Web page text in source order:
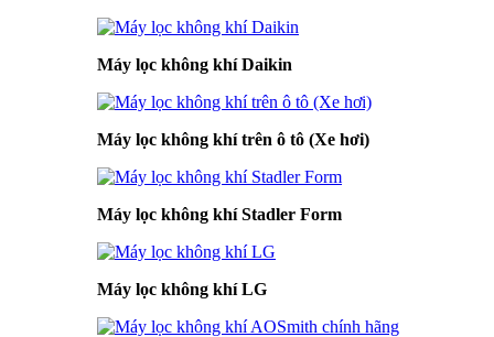
Máy lọc không khí Daikin
Máy lọc không khí trên ô tô (Xe hơi)
Máy lọc không khí Stadler Form
Máy lọc không khí LG